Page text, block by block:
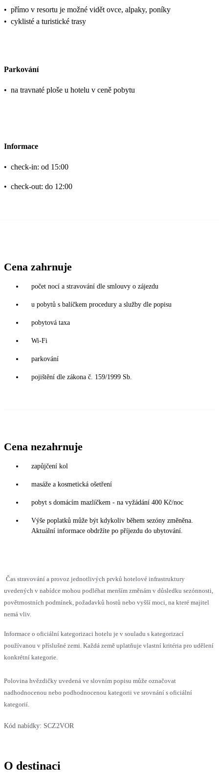
• přímo v resortu je možné vidět ovce, alpaky, poníky
• cyklisté a turistické trasy
Parkování
• na travnaté ploše u hotelu v ceně pobytu
Informace
• check-in: od 15:00
• check-out: do 12:00
Cena zahrnuje
počet nocí a stravování dle smlouvy o zájezdu
u pobytů s balíčkem procedury a služby dle popisu
pobytová taxa
Wi-Fi
parkování
pojištění dle zákona č. 159/1999 Sb.
Cena nezahrnuje
zapůjčení kol
masáže a kosmetická ošetření
pobyt s domácím mazlíčkem - na vyžádání 400 Kč/noc
Výše poplatků může být kdykoliv během sezóny změněna.
Aktuální informace obdržíte po příjezdu do ubytování.
Čas stravování a provoz jednotlivých prvků hotelové infrastruktury
uvedených v nabídce mohou podléhat menším změnám v důsledku sezónnosti,
povětrnostních podmínek, požadavků hostů nebo vyšší moci, na které majitel
nemá vliv.
Informace o oficiální kategorizaci hotelu je v souladu s kategorizací
používanou v příslušné zemi. Každá země uplatňuje vlastní kritéria pro udělení
konkrétní kategorie.
Polovina hvězdičky uvedená ve slovním popisu může označovat
nadhodnocenou nebo podhodnocenou kategorii ve srovnání s oficiální
kategorií.
Kód nabídky: SCZ2VOR
O destinaci